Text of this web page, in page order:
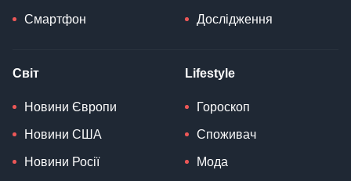
Смартфон Дослідження
Світ
Новини Європи
Новини США
Новини Росії
Lifestyle
Гороскоп
Споживач
Мода